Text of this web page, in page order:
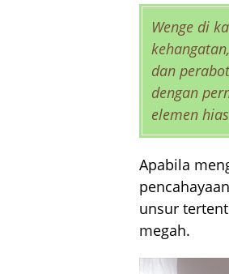
Wenge di
dan
dengan
elemen
Apabila
unsur
megah.